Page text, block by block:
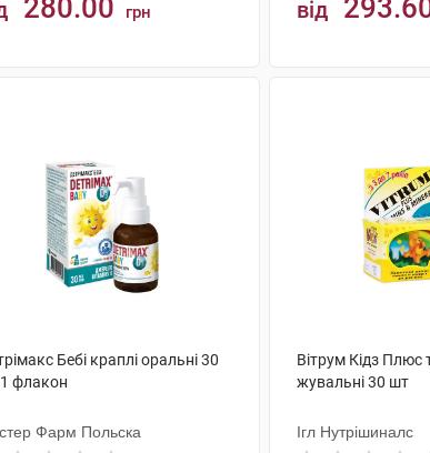
280.00 грн від
Бебі краплі оральні 30
флакон
Фарм Польска
Вітрум Кідз Плюс
жувальні 30 шт
Ігл Нутрішиналс